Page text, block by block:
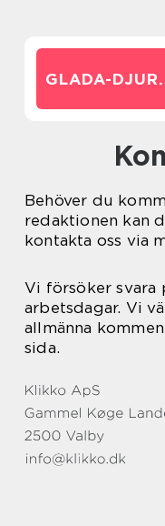
GLADA-DJUR.
Behöver du
redaktionen kan
kontakta oss via
Vi försöker svara
arbetsdagar. Vi
allmänna
sida.